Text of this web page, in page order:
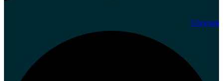
Telegram